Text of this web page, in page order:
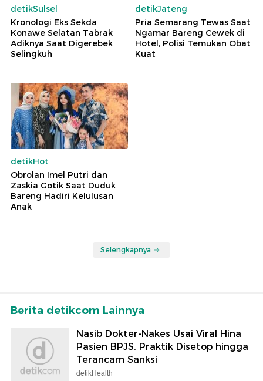
detikSulsel
Kronologi Eks Sekda
Konawe Selatan Tabrak
Adiknya Saat Digerebek
Selingkuh
detikJateng
Pria Semarang Tewas Saat
Ngamar Bareng Cewek di
Hotel, Polisi Temukan Obat
Kuat
detikHot
Obrolan Imel Putri dan
Zaskia Gotik Saat Duduk
Bareng Hadiri Kelulusan
Anak
Selengkapnya
Berita detikcom Lainnya
Nasib Dokter-Nakes Usai Viral Hina
Pasien BPJS, Praktik Disetop hingga
Terancam Sanksi
detikHealth